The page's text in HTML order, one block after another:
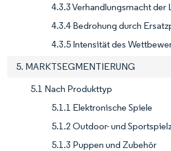
4.3.3 Verhandlungsmacht der
4.3.4 Bedrohung durch
4.3.5 Intensität des
5. MARKTSEGMENTIERUNG
5.1 Nach Produkttyp
5.1.1 Elektronische Spiele
5.1.2 Outdoor- und
5.1.3 Puppen und Zubehör